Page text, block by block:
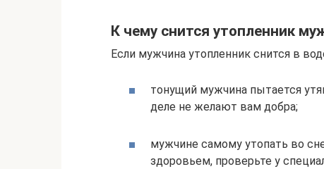
К чему снится утопленник
Если мужчина утопленник снится в
тонущий мужчина пытается
деле не желают вам добра;
мужчине самому утопать во
здоровьем, проверьте у